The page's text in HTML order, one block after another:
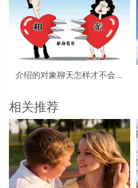
介绍的对象聊天怎样才不会生
相关推荐